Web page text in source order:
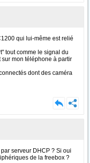
qui lui-même est relié
tout comme le signal du
mon téléphone à partir
dont des caméra
serveur DHCP ? Si oui
de la freebox ?